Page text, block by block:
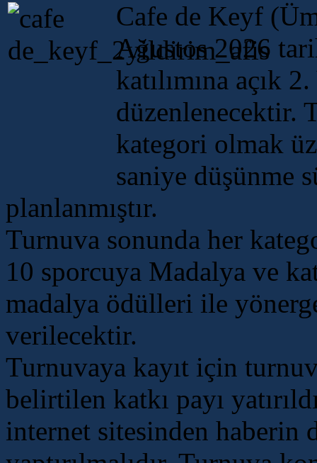
Cafe de Keyf
Ağustos 2026
katılımına açık
düzenlenecektir.
kategori olmak
saniye düşünme
planlanmıştır.
Turnuva sonunda her
10 sporcuya Madalya ve
madalya ödülleri ile
verilecektir.
Turnuvaya kayıt için
belirtilen katkı payı
internet sitesinden haberin